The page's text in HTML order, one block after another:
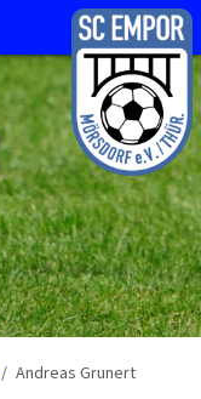
Andreas Grunert